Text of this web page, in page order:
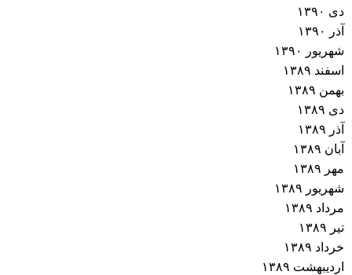
دی ۱۳۹۰
آذر ۱۳۹۰
شهریور ۱۳۹۰
اسفند ۱۳۸۹
بهمن ۱۳۸۹
دی ۱۳۸۹
آذر ۱۳۸۹
آبان ۱۳۸۹
مهر ۱۳۸۹
شهریور ۱۳۸۹
مرداد ۱۳۸۹
تیر ۱۳۸۹
خرداد ۱۳۸۹
اردیبهشت ۱۳۸۹